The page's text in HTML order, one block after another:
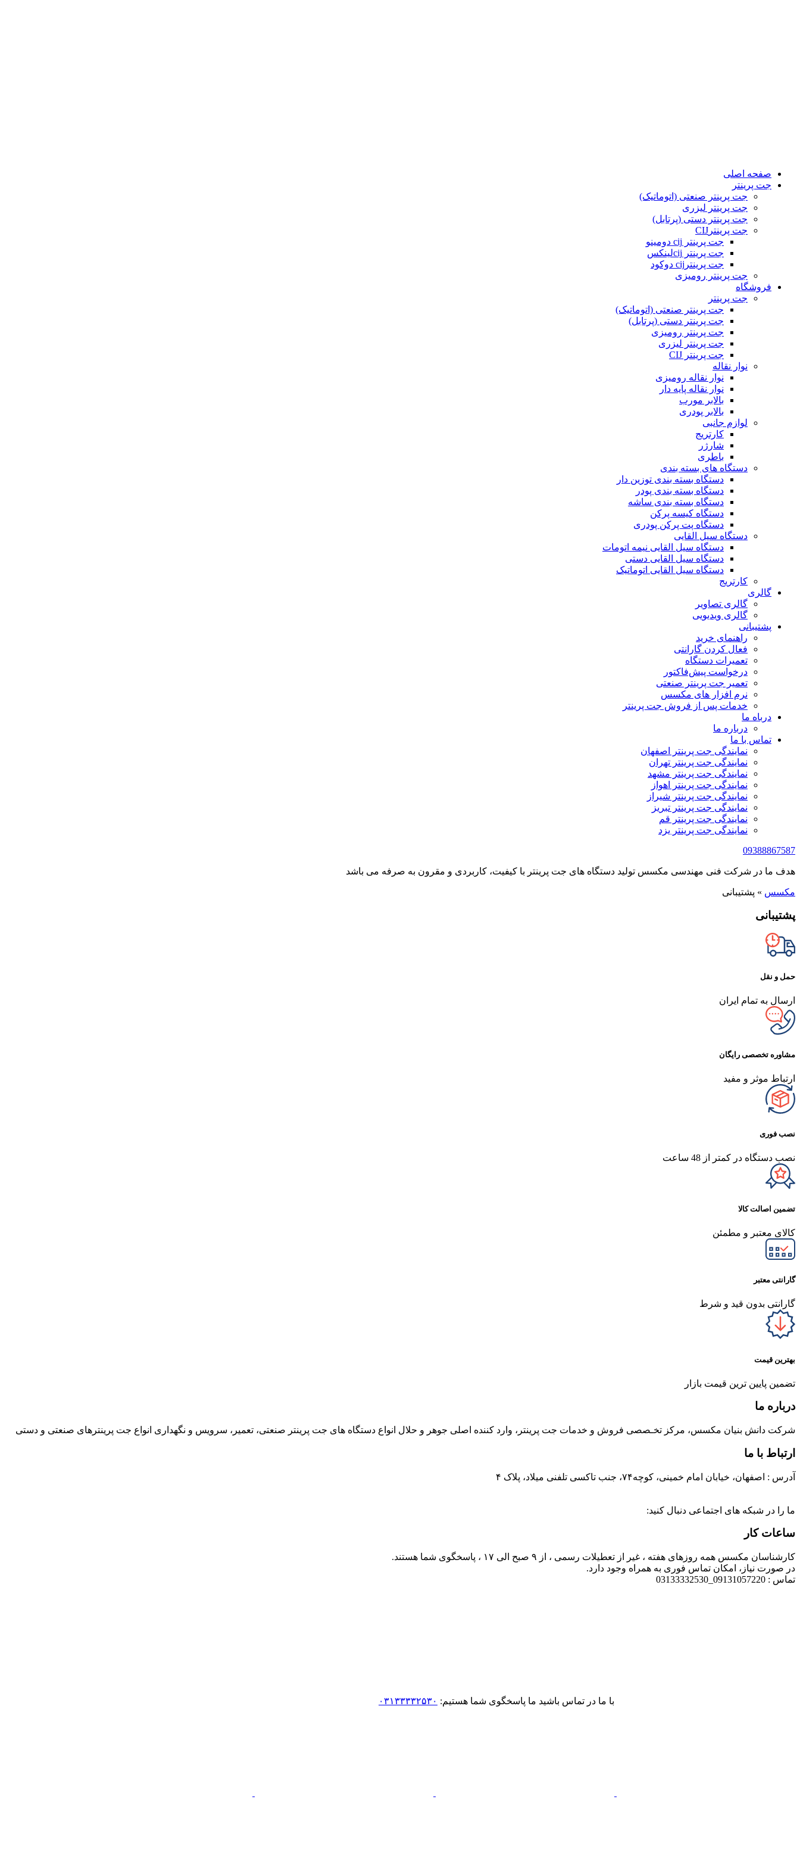
صفحه اصلی
جت پرینتر
جت پرینتر صنعتی (اتوماتیک)
جت پرینتر لیزری
جت پرینتر دستی (پرتابل)
جت پرینترCIJ
جت پرینتر cij دومینو
جت پرینتر cijلینکس
جت پرینترcij دوکود
جت پرینتر رومیزی
فروشگاه
جت پرینتر
جت پرینتر صنعتی (اتوماتیک)
جت پرینتر دستی (پرتابل)
جت پرینتر رومیزی
جت پرینتر لیزری
جت پرینتر CIJ
نوار نقاله
نوار نقاله رومیزی
نوار نقاله پایه دار
بالابر مورب
بالابر پودری
لوازم جانبی
کارتریج
شارژر
باطری
دستگاه های بسته بندی
دستگاه بسته بندی توزین دار
دستگاه بسته بندی پودر
دستگاه بسته بندی ساشه
دستگاه کیسه پرکن
دستگاه پت پرکن پودری
دستگاه سیل القایی
دستگاه سیل القایی نیمه اتومات
دستگاه سیل القایی دستی
دستگاه سیل القایی اتوماتیک
کارتریج
گالری
گالری تصاویر
گالری ویدیویی
پشتیبانی
راهنمای خرید
فعال کردن گارانتی
تعمیرات دستگاه
درخواست پیش‌فاکتور
تعمیر جت پرینتر صنعتی
نرم افزار های مکسس
خدمات پس از فروش جت پرینتر
درباه ما
درباره ما
تماس با ما
نمایندگی جت پرینتر اصفهان
نمایندگی جت پرینتر تهران
نمایندگی جت پرینتر مشهد
نمایندگی جت پرینتر اهواز
نمایندگی جت پرینتر شیراز
نمایندگی جت پرینتر تبریز
نمایندگی جت پرینتر قم
نمایندگی جت پرینتر یزد
09388867587
هدف ما در شرکت فنی مهندسی مکسس تولید دستگاه های جت پرینتر با کیفیت، کاربردی و مقرون به صرفه می باشد
مکسس » پشتیبانی
پشتیبانی
حمل و نقل
ارسال به تمام ایران
مشاوره تخصصی رایگان
ارتباط موثر و مفید
نصب فوری
نصب دستگاه در کمتر از 48 ساعت
تضمین اصالت کالا
کالای معتبر و مطمئن
گارانتی معتبر
گارانتی بدون قید و شرط
بهترین قیمت
تضمین پایین ترین قیمت بازار
درباره ما
شرکت دانش بنیان مکسس، مرکز تخـصصی فروش و خدمات جت پرینتر، وارد کننده اصلی جوهر و حلال انواع دستگاه های جت پرینتر صنعتی، تعمیر، سرویس و نگهداری انواع جت پرینترهای صنعتی و دستی
ارتباط با ما
آدرس : اصفهان، خیابان امام خمینی، کوچه۷۴، جنب تاکسی تلفنی میلاد، پلاک ۴
ما را در شبکه های اجتماعی دنبال کنید:
ساعات کار
کارشناسان مکسس همه روزهای هفته ، غیر از تعطیلات رسمی ، از ۹ صبح الی ۱۷ ، پاسخگوی شما هستند.
در صورت نیاز، امکان تماس فوری به همراه وجود دارد.
تماس : 09131057220_03133332530
با ما در تماس باشید ما پاسخگوی شما هستیم: ۰۳۱۳۳۳۳۲۵۳۰